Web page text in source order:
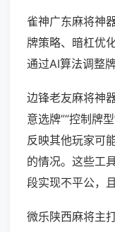
雀神广东麻将神
牌策略、暗杠优
通过AI算法调整
边锋老友麻将神
意选牌”“控制牌
反映其他玩家可
的情况。这些工
段实现不平公，且
微乐陕西麻将主